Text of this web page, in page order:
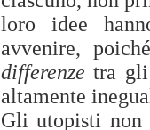
loro idee
avvenire,
differenze tra
altamente
Gli utopisti non